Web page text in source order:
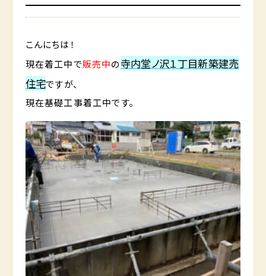
こんにちは！
現在着工中で販売中の寺内堂ノ沢１丁目新築建売
住宅ですが、
現在基礎工事着工中です。